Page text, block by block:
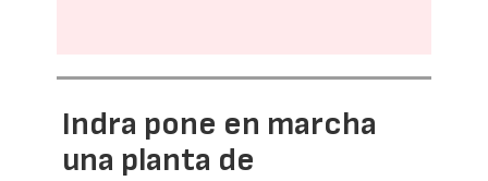
Indra pone en marcha
una planta de